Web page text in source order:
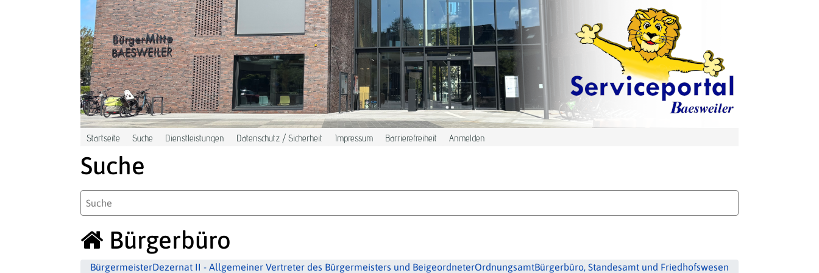
Zum Hauptinhalt springen
Startseite Suche Dienstleistungen Datenschutz / Sicherheit Impressum Barrierefreiheit Anmelden
Suche
Bürgerbüro
BürgermeisterDezernat II - Allgemeiner Vertreter des Bürgermeisters und BeigeordneterOrdnungsamtBürgerbüro, Standesamt und Friedhofswesen